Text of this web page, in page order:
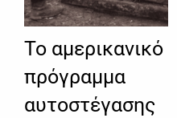
Το αμερικανικό
πρόγραμμα
αυτοστέγασης